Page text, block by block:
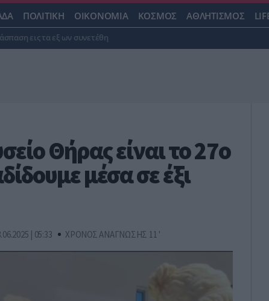
ΠΟΛΙΤΙΚΗ ΟΙΚΟΝΟΜΙΑ ΚΟΣΜΟΣ ΑΘΛΗΤΙΣΜΟΣ
εις τα εξ ων συνετέθη
Θήρας είναι το 27ο
μέσα σε έξι
| 05:33 ΧΡΟΝΟΣ ΑΝΑΓΝΩΣΗΣ 11 '